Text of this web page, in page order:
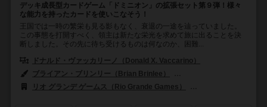
デッキ成長型カードゲーム「ドミニオン」の拡張セット第９弾！様々
な能力を持ったカードを使いこなそう！
王国では一時の繁栄も見る影もなく、衰退の一途を辿っていました。
この事態を打開すべく、領主は新たな栄光を求めて旅に出ることを決
断しました。その先に待ち受けるものは何なのか、困難...
ドナルド・ヴァッカリーノ（Donald X. Vaccarino）
ブライアン・ブリンリー（Brian Brinlee）
リオ グランデ ゲームス（Rio Grande Games）